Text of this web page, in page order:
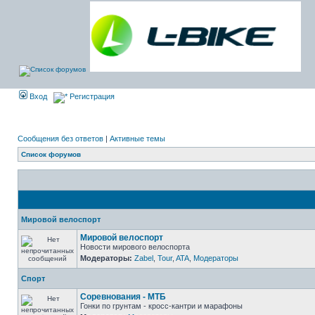
Вход Регистрация
Сообщения без ответов | Активные темы
Список форумов
Мировой велоспорт
Мировой велоспорт
Новости мирового велоспорта
Модераторы: Zabel Tour, ATA Модераторы
Спорт
Соревнования - МТБ
Гонки по грунтам - кросс-кантри и марафоны